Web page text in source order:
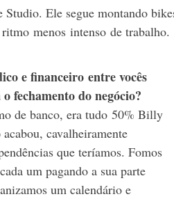
Ele segue montando
menos intenso de trabalho.
e financeiro entre vocês
fechamento do negócio?
de banco, era tudo 50% Billy
cavalheiramente
que teríamos. Fomos
um pagando a sua parte
um calendário e